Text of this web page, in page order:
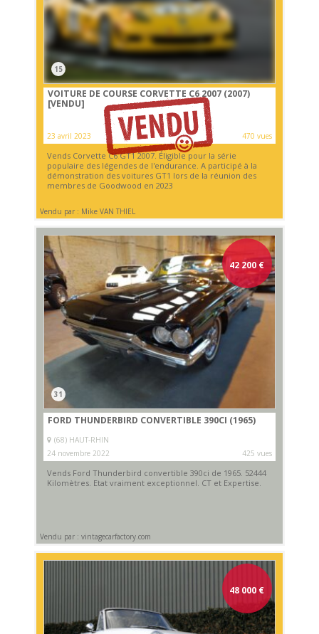
15
VOITURE DE COURSE CORVETTE C6 2007 (2007)
[VENDU]
23 avril 2023 470 vues
Vends Corvette C6 GT1 2007. Éligible pour la série
populaire des légendes de l'endurance. A participé à la
démonstration des voitures GT1 lors de la réunion des
membres de Goodwood en 2023
Vendu par : Mike VAN THIEL
42 200 €
31
FORD THUNDERBIRD CONVERTIBLE 390CI (1965)
(68) HAUT-RHIN
24 novembre 2022
425 vues
Vends Ford Thunderbird convertible 390ci de 1965. 52444
Kilomètres. Etat vraiment exceptionnel. CT et Expertise.
Vendu par : vintagecarfactory.com
48 000 €